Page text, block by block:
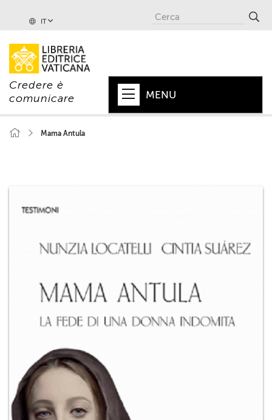
IT
Credere è
comunicare
MENU
+
COLLANE
RIVISTE
Mama Antula